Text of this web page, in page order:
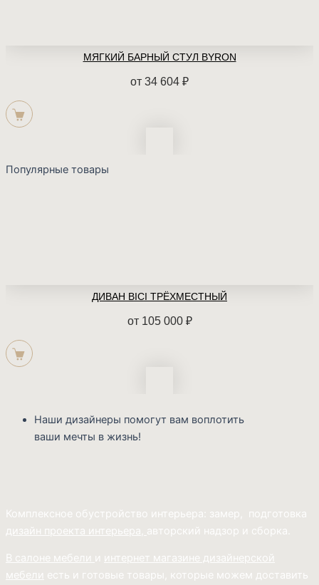
МЯГКИЙ БАРНЫЙ СТУЛ BYRON
от 34 604 ₽
Популярные товары
ДИВАН BICI ТРЁХМЕСТНЫЙ
от 105 000 ₽
Наши дизайнеры помогут вам воплотить
ваши мечты в жизнь!
Комплексное обустройство интерьера: замер, подготовка
дизайн проекта интерьера, авторский надзор и сборка.
В салоне мебели и интернет магазине дизайнерской
мебели есть и готовые товары, которые можем доставить